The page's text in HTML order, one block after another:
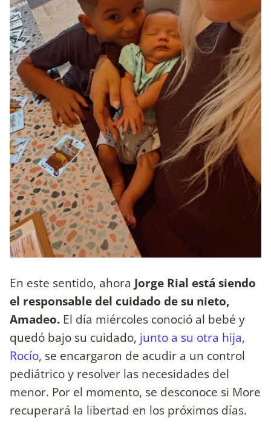
En este sentido, ahora Jorge Rial está siendo
el responsable del cuidado de su nieto,
Amadeo. El día miércoles conoció al bebé y
quedó bajo su cuidado, junto a su otra hija,
Rocío, se encargaron de acudir a un control
pediátrico y resolver las necesidades del
menor. Por el momento, se desconoce si More
recuperará la libertad en los próximos días.